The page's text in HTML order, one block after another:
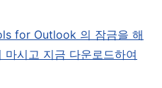
for Outlook 의 잠금을 해
시고 지금 다운로드하여